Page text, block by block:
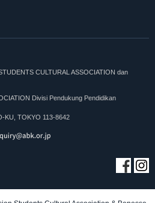
CULTURAL ASSOCIATION dan
Divisi Pendukung Pendidikan
KU, TOKYO 113-8642